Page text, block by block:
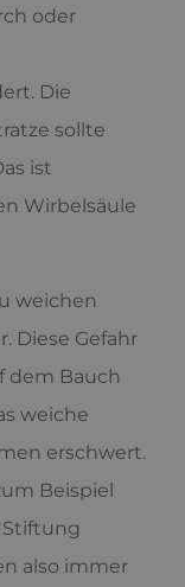
oder
Die
sollte
ist
Wirbelsäule
weichen
Diese Gefahr
dem Bauch
weiche
erschwert.
Beispiel
also immer